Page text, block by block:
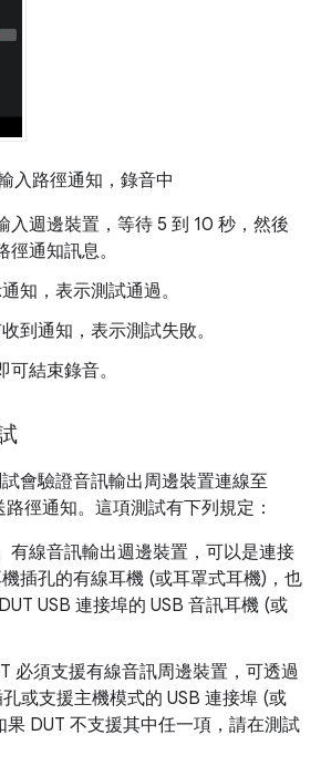
入路徑通知，錄音中
入週邊裝置，等待 5 到 10 秒，然後
通知訊息。
知，表示測試通過。
到通知，表示測試失敗。
可結束錄音。
會驗證音訊輸出周邊裝置連線至
徑通知。這項測試有下列規定：
有線音訊輸出週邊裝置，可以是連接
插孔的有線耳機 (或耳罩式耳機)，也
USB 連接埠的 USB 音訊耳機 (或
必須支援有線音訊周邊裝置，可透過
或支援主機模式的 USB 連接埠 (或
果 DUT 不支援其中任一項，請在測試